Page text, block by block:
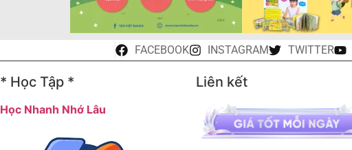
FACEBOOK INSTAGRAM TWITTER
* Học Tập *
Học Nhanh Nhớ Lâu
Liên kết